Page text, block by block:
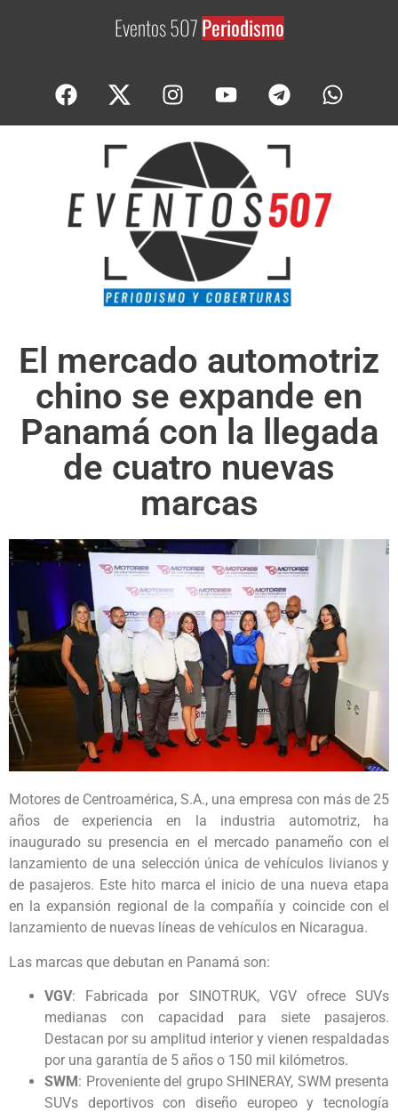
Eventos 507
El mercado automotriz
chino se expande en
Panamá con la llegada
de cuatro nuevas
marcas
Motores de Centroamérica, S.A., una empresa con más de 25
años de experiencia en la industria automotriz, ha
inaugurado su presencia en el mercado panameño con el
lanzamiento de una selección única de vehículos livianos y
de pasajeros. Este hito marca el inicio de una nueva etapa
en la expansión regional de la compañía y coincide con el
lanzamiento de nuevas líneas de vehículos en Nicaragua.
Las marcas que debutan en Panamá son:
VGV: Fabricada por SINOTRUK, VGV ofrece SUVs
medianas con capacidad para siete pasajeros.
Destacan por su amplitud interior y vienen respaldadas
por una garantía de 5 años o 150 mil kilómetros.
SWM: Proveniente del grupo SHINERAY, SWM presenta
SUVs deportivos con diseño europeo y tecnología